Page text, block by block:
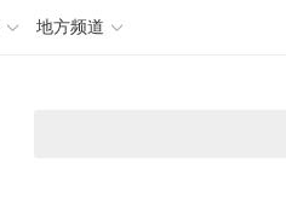
地方频道